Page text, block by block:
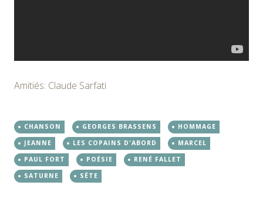
Amitiés: Claude Sarfati
CHANSON GEORGES BRASSENS
HOMMAGE
JEANNE
LES COPAINS D'ABORD
MARCEL
PAUL FORT
POÉSIE
RENÉ FALLET
SATURNE
SÉTE